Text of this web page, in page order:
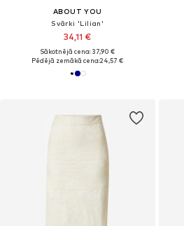
ABOUT YOU
Svārki 'Lilian'
34,11 €
Sākotnējā cena: 37,90 €
Pēdējā zemākā cena:24,57 €